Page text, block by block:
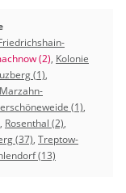
(2), Kolonie
(1),
Marzahn-
(1),
, Rosenthal (2),
(37), Treptow-
(13)